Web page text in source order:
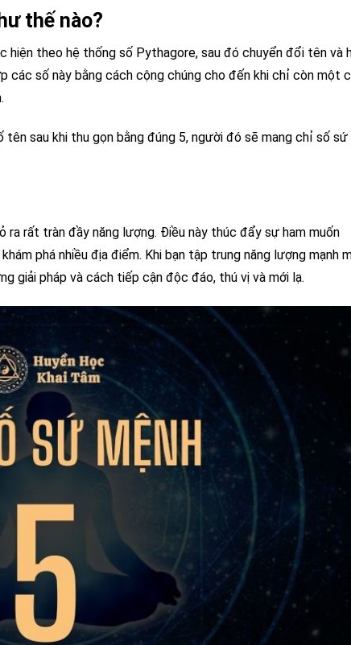
thế nào?
hiện theo hệ thống số Pythagore, sau đó chuyển đổi tên và
các số này bằng cách cộng chúng cho đến khi chỉ còn một
sau khi thu gọn bằng đúng 5, người đó sẽ mang chỉ số sứ
rất tràn đầy năng lượng. Điều này thúc đẩy sự ham muốn
phá nhiều địa điểm. Khi bạn tập trung năng lượng mạnh
giải pháp và cách tiếp cận độc đáo, thú vị và mới lạ.